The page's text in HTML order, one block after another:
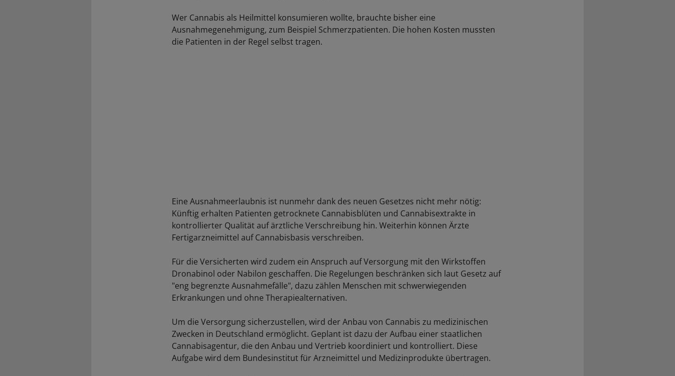
Wer Cannabis als Heilmittel konsumieren wollte, brauchte bisher eine
Ausnahmegenehmigung, zum Beispiel Schmerzpatienten. Die hohen Kosten mussten
die Patienten in der Regel selbst tragen.
Eine Ausnahmeerlaubnis ist nunmehr dank des neuen Gesetzes nicht mehr nötig:
Künftig erhalten Patienten getrocknete Cannabisblüten und Cannabisextrakte in
kontrollierter Qualität auf ärztliche Verschreibung hin. Weiterhin können Ärzte
Fertigarzneimittel auf Cannabisbasis verschreiben.
Für die Versicherten wird zudem ein Anspruch auf Versorgung mit den Wirkstoffen
Dronabinol oder Nabilon geschaffen. Die Regelungen beschränken sich laut Gesetz auf
"eng begrenzte Ausnahmefälle", dazu zählen Menschen mit schwerwiegenden
Erkrankungen und ohne Therapiealternativen.
Um die Versorgung sicherzustellen, wird der Anbau von Cannabis zu medizinischen
Zwecken in Deutschland ermöglicht. Geplant ist dazu der Aufbau einer staatlichen
Cannabisagentur, die den Anbau und Vertrieb koordiniert und kontrolliert. Diese
Aufgabe wird dem Bundesinstitut für Arzneimittel und Medizinprodukte übertragen.